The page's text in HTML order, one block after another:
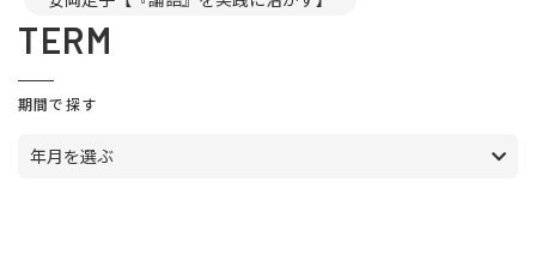
TERM
期間で探す
年月を選ぶ